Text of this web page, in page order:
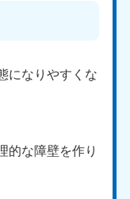
になりやすくな
的な障壁を作り